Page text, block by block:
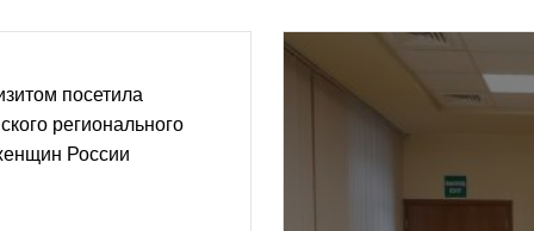
посетила
регионального
России